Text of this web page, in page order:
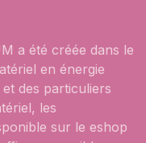
a été créée dans le
en énergie
des particuliers
les
sur le eshop